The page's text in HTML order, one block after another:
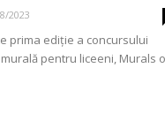
2023
prima ediție a concursului
pentru liceeni, Murals